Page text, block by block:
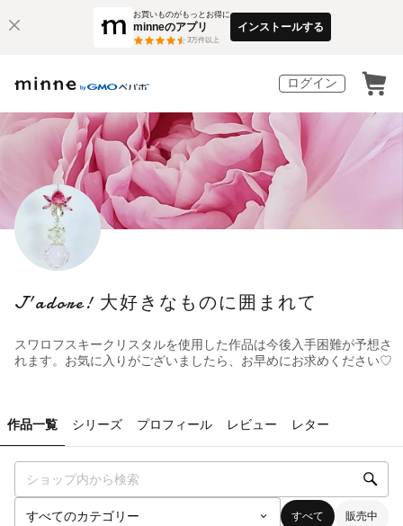
お買いものがもっとお得に
minneのアプリ
3万件以上
インストールする
ログイン
J'adore! 大好きなものに囲まれて
スワロフスキークリスタルを使用した作品は今後入手困難が予想さ
れます。お気に入りがございましたら、お早めにお求めください♡
作品一覧 シリーズ プロフィール レビュー レター
すべて 販売中